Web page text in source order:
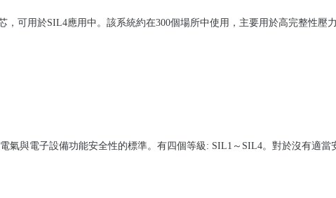
，可用於SIL4應用中。該系統約在300個場所中使用，主要用於高完整性壓
氣與電子設備功能安全性的標準。有四個等級: SIL1～SIL4。對於沒有適當